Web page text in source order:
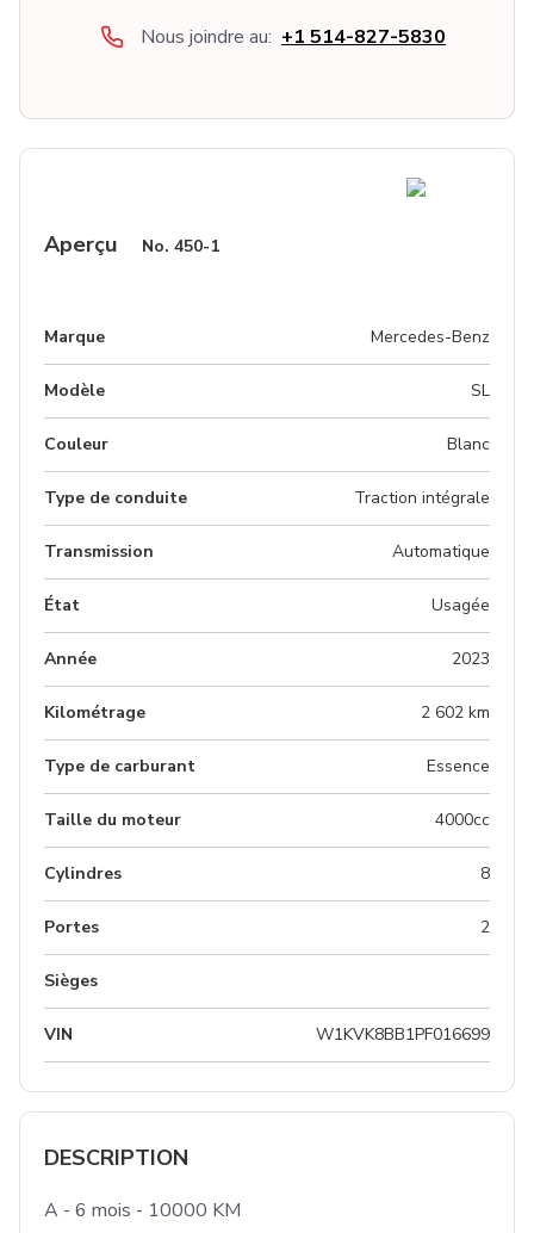
Nous joindre au: +1 514-827-5830
Aperçu No. 450-1
Marque Mercedes-Benz
Modèle SL
Couleur blanc
Type de conduite Traction intégrale
Transmission Automatique
État Usagée
Année 2023
Kilométrage 2 602 km
Type de carburant Essence
Taille du moteur 4000cc
Cylindres 8
Portes 2
Sièges
VIN W1KVK8BB1PF016699
DESCRIPTION
A - 6 mois - 10000 KM